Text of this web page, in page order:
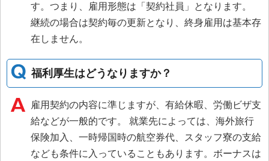
す。つまり、雇用形態は「契約社員」となります。
継続の場合は契約毎の更新となり、終身雇用は基本存
在しません。
福利厚生はどうなりますか？
雇用契約の内容に準じますが、有給休暇、労働ビザ支
給などが一般的です。 就業先によっては、海外旅行
保険加入、一時帰国時の航空券代、スタッフ寮の支給
なども条件に入っていることもあります。ボーナスは